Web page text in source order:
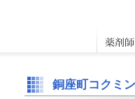
銅座町コクミ